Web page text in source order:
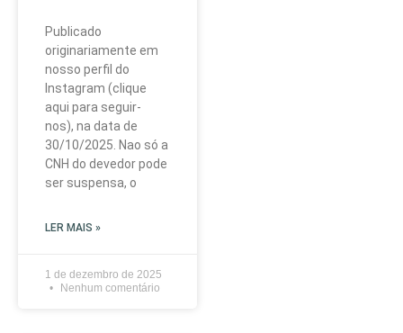
Publicado
originariamente em
nosso perfil do
Instagram (clique
aqui para seguir-
nos), na data de
30/10/2025. Nao só a
CNH do devedor pode
ser suspensa, o
LER MAIS »
1 de dezembro de 2025
Nenhum comentário